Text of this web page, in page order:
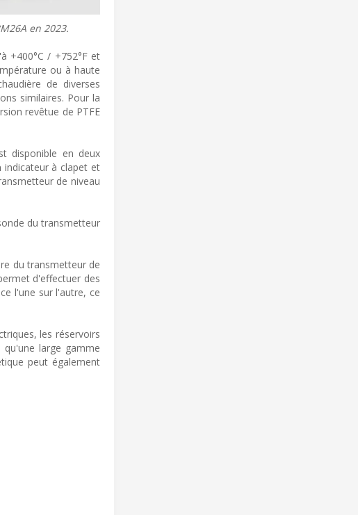
en 2023.
+400°C / +752°F et
ou à haute
de diverses
similaires. Pour la
revêtue de PTFE
disponible en deux
indicateur à clapet et
de niveau
du transmetteur
du transmetteur de
d'effectuer des
l'une sur l'autre, ce
les réservoirs
large gamme
peut également